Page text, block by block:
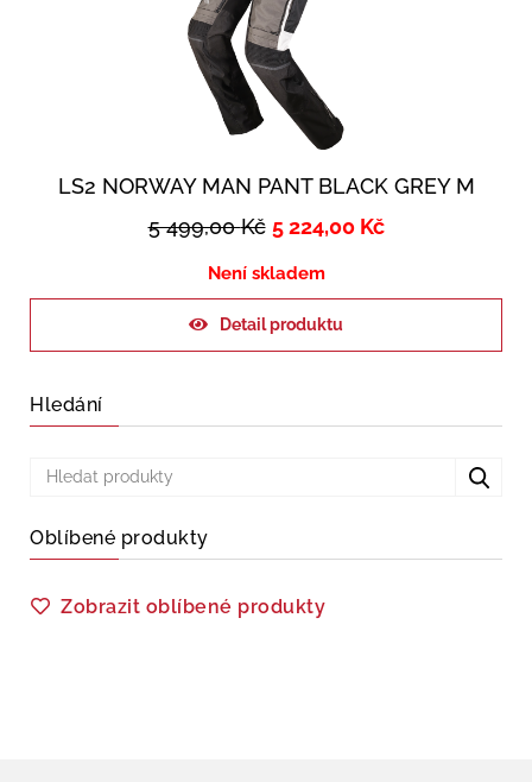
LS2 NORWAY MAN PANT BLACK GREY M
5 499,00Kč 5 224,00 Kč
Není skladem
Detail produktu
Hledání
Oblíbené produkty
Zobrazit oblíbené produkty